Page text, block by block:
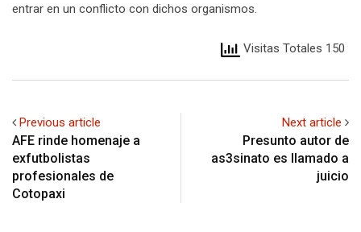
entrar en un conflicto con dichos organismos.
Visitas Totales 150
Previous article
AFE rinde homenaje a
exfutbolistas
profesionales de
Cotopaxi
Next article
Presunto autor de
as3sinato es llamado a
juicio